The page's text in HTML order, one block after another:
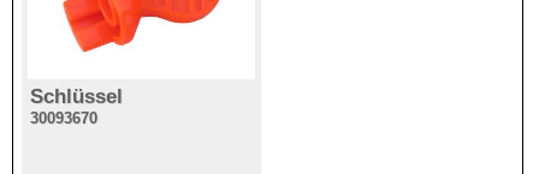
Schlüssel
30093670